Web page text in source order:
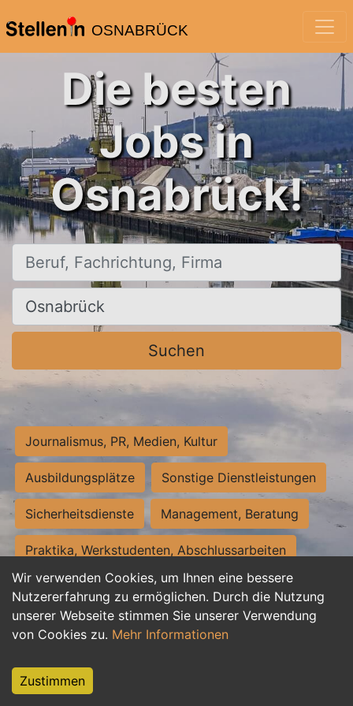
OSNABRÜCK
Wir verwenden Cookies, um Ihnen eine bessere
Nutzererfahrung zu ermöglichen. Durch die Nutzung
unserer Webseite stimmen Sie unserer Verwendung
von Cookies zu. Mehr Informationen
Zustimmen
Die besten
Jobs in
Osnabrück!
Beruf, Fachrichtung, Firma
Ort, Stadt
Suchen
Journalismus, PR, Medien, Kultur
Ausbildungsplätze Sonstige Dienstleistungen
Sicherheitsdienste Management, Beratung
Praktika, Werkstudenten, Abschlussarbeiten
Personalwesen Assistenz, Sekretariat
Hilfskräfte, Aushilfs- und Nebenjobs
Weiterbildung, Studium, duale Ausbildung